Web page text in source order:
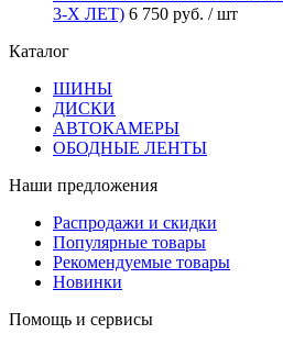
3-Х ЛЕТ) 6 750 руб. / шт
Каталог
ШИНЫ
ДИСКИ
АВТОКАМЕРЫ
ОБОДНЫЕ ЛЕНТЫ
Наши предложения
Распродажи и скидки
Популярные товары
Рекомендуемые товары
Новинки
Помощь и сервисы